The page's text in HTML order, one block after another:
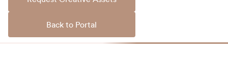
Back to Portal